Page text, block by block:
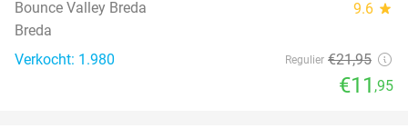
Bounce Valley Breda 9.6 star
Breda
Verkocht: 1.980
Regulier €21,95
€11 ,95